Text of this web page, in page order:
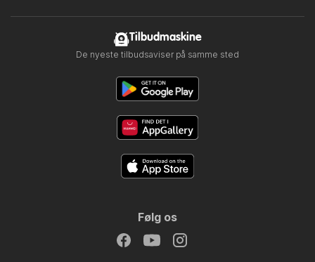
Tilbudmaskine
De nyeste tilbudsaviser på samme sted
Følg os